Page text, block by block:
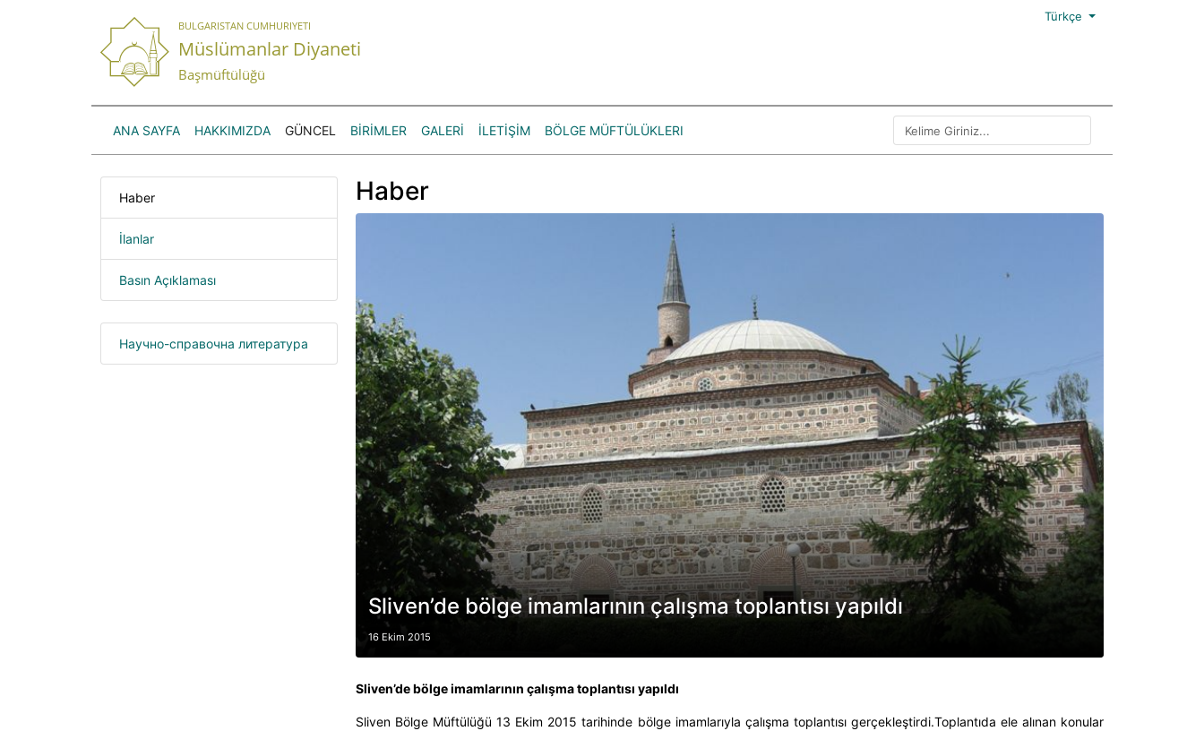
BULGARISTAN CUMHURIYETI
Müslümanlar Diyaneti
Başmüftülüğü
Türkçe
ANA SAYFA HAKKIMIZDA GÜNCEL BİRİMLER GALERİ İLETİŞİM BÖLGE MÜFTÜLÜKLERI
Haber
İlanlar
Basın Açıklaması
Научно-справочна литература
Haber
Sliven’de bölge imamlarının çalışma toplantısı yapıldı
16 Ekim 2015
Sliven’de bölge imamlarının çalışma toplantısı yapıldı
Sliven Bölge Müftülüğü 13 Ekim 2015 tarihinde bölge imamlarıyla çalışma toplantısı gerçekleştirdi.Toplantıda ele alınan konular